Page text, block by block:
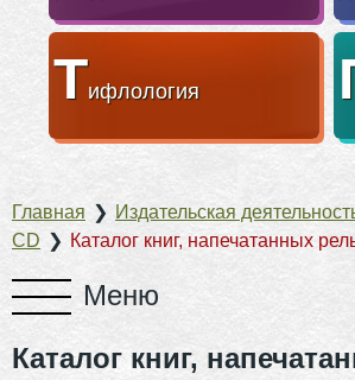
Тифлология
Главная ❯ Издательская
CD ❯ Каталог книг, напечатанных
Каталог книг,